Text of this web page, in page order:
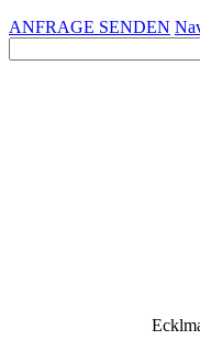
ANFRAGE SENDEN
nach: